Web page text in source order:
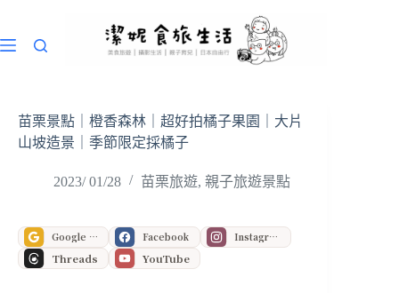
主
苗栗景點｜橙香森林｜超好拍橘子果園｜大片
山坡造景｜季節限定採橘子
2023/ 01/28 苗栗旅遊, 親子旅遊景點
Google 偏好來源 Facebook Instagram
Threads YouTube